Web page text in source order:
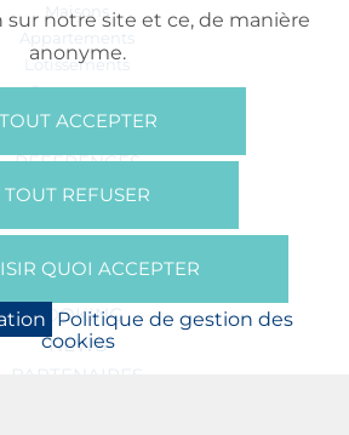
Maisons
Appartements
Lotissements
Commerces
Bureaux
RÉFÉRENCES
SUR NOUS
Presse
BOOKING
NEWS
PARTENAIRES
notre site et ce, de manière
anonyme.
TOUT ACCEPTER
TOUT REFUSER
QUOI ACCEPTER
Politique de gestion des
cookies